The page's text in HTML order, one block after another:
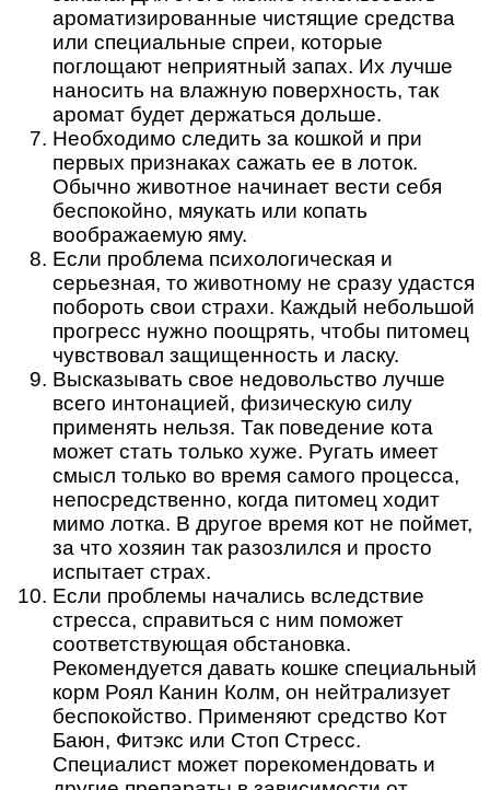
ароматизированные чистящие средства
или специальные спреи, которые
поглощают неприятный запах. Их лучше
наносить на влажную поверхность, так
аромат будет держаться дольше.
Необходимо следить за кошкой и при
первых признаках сажать ее в лоток.
Обычно животное начинает вести себя
беспокойно, мяукать или копать
воображаемую яму.
Если проблема психологическая и
серьезная, то животному не сразу удастся
побороть свои страхи. Каждый небольшой
прогресс нужно поощрять, чтобы питомец
чувствовал защищенность и ласку.
Высказывать свое недовольство лучше
всего интонацией, физическую силу
применять нельзя. Так поведение кота
может стать только хуже. Ругать имеет
смысл только во время самого процесса,
непосредственно, когда питомец ходит
мимо лотка. В другое время кот не поймет,
за что хозяин так разозлился и просто
испытает страх.
Если проблемы начались вследствие
стресса, справиться с ним поможет
соответствующая обстановка.
Рекомендуется давать кошке специальный
корм Роял Канин Колм, он нейтрализует
беспокойство. Применяют средство Кот
Баюн, Фитэкс или Стоп Стресс.
Специалист может порекомендовать и